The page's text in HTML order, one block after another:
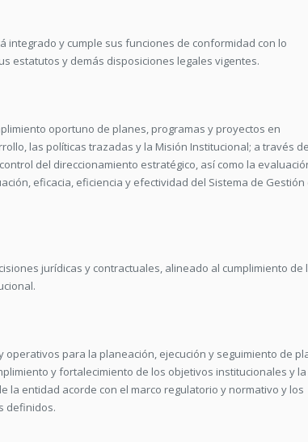
integrado y cumple sus funciones de conformidad con lo
estatutos y demás disposiciones legales vigentes.
oportuno de planes, programas y proyectos en
las políticas trazadas y la Misión Institucional; a través
del direccionamiento estratégico, así como la
eficacia, eficiencia y efectividad del Sistema de Gestión
jurídicas y contractuales, alineado al cumplimiento de
operativos para la planeación, ejecución y seguimiento de
y fortalecimiento de los objetivos institucionales y la
la entidad acorde con el marco regulatorio y normativo y los
definidos.